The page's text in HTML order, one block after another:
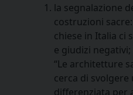
la segnalazione
costruzioni
chiese in Italia ci
e giudizi
“Le architetture
cerca di
differenziata per